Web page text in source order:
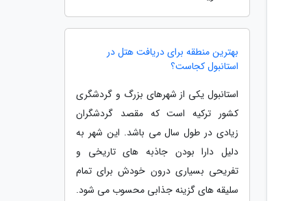
بهترین منطقه برای دریافت هتل در
استانبول کجاست؟
استانبول یکی از شهرهای بزرگ و گردشگری
کشور ترکیه است که مقصد گردشگران
زیادی در طول سال می باشد. این شهر به
دلیل دارا بودن جاذبه های تاریخی و
تفریحی بسیاری درون خودش برای تمام
سلیقه های گزینه جذابی محسوب می شود.